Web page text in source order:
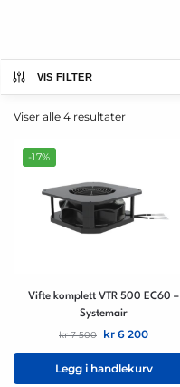
VIS FILTER
Viser alle 4 resultater
-17%
Vifte komplett VTR 500 EC60 –
Systemair
kr7 500 kr 6 200
Legg i handlekurv